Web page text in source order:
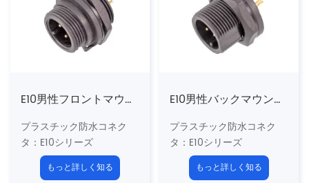
E10男性フロントマウントはんだレセプタクル（スレッド）
プラスチック防水コネク
タ ：E10シリーズ
5/8 "-27uns US標準ネジ
構造タイプ：フロントマウ
もっと詳しく知る
E10男性バックマウントはんだレセプタクル（スレッド）
プラスチック防水コネク
タ ：E10シリーズ
5/8 "-27uns US標準ネジ
構造タイプ：バックマウン
もっと詳しく知る